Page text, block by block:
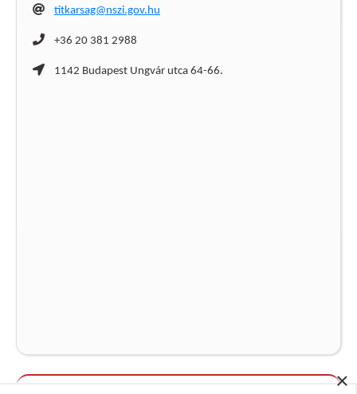
×
titkarsag@nszi.gov.hu
+36 20 381 2988
1142 Budapest Ungvár utca 64-66.